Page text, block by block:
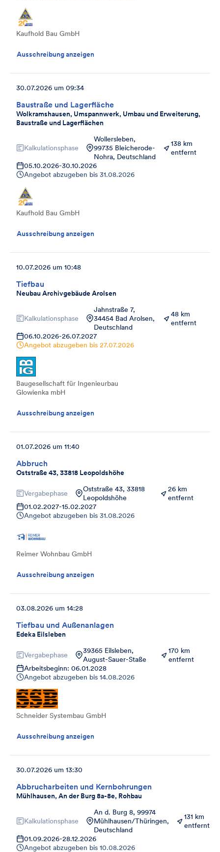
Kaufhold Bau GmbH
Ausschreibung anzeigen
Baustraße und Lagerfläche
Wolkramshausen, Umspannwerk, Umbau und Erweiterung,
Baustraße und Lagerflächen
30.07.2026 um 09:34
Kalkulationsphase
Wollersleben,
99735 Bleicherode-
Nohra, Deutschland
138 km
entfernt
05.10.2026-30.10.2026
Angebot abzugeben bis 31.08.2026
Kaufhold Bau GmbH
Ausschreibung anzeigen
Tiefbau
Neubau Archivgebäude Arolsen
10.07.2026 um 10:48
Kalkulationsphase
Jahnstraße 7,
34454 Bad Arolsen,
Deutschland
48 km
entfernt
06.10.2026-26.07.2027
Angebot abzugeben bis 27.07.2026
Baugesellschaft für Ingenieurbau
Glowienka mbH
Ausschreibung anzeigen
Abbruch
Oststraße 43, 33818 Leopoldshöhe
01.07.2026 um 11:40
Vergabephase
Oststraße 43, 33818
Leopoldshöhe
26 km
entfernt
01.02.2027-15.02.2027
Angebot abzugeben bis 31.08.2026
Reimer Wohnbau GmbH
Ausschreibung anzeigen
Tiefbau und Außenanlagen
Edeka Eilsleben
03.08.2026 um 14:28
Vergabephase
39365 Eilsleben,
August-Sauer-Staße
170 km
entfernt
Arbeitsbeginn: 06.01.2028
Angebot abzugeben bis 14.08.2026
Schneider Systembau GmbH
Ausschreibung anzeigen
Abbrucharbeiten und Kernbohrungen
Mühlhausen, An der Burg 8a-8e, Rohbau
30.07.2026 um 13:30
Kalkulationsphase
An d. Burg 8, 99974
Mühlhausen/Thüringen,
Deutschland
131 km
entfernt
01.09.2026-28.12.2026
Angebot abzugeben bis 10.08.2026